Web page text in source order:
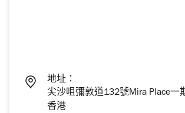
地址：
尖沙咀彌敦道132號Mira Place一
香港